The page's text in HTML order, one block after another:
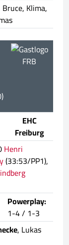
Klima,
FRB
EHC
Freiburg
Henri
(33:53/PP1),
Powerplay:
1-4 / 1-3
, Lukas